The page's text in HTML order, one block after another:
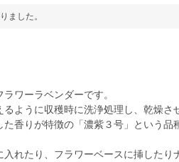
ました。
ワーラベンダーです。
ように収穫時に洗浄処理し、乾燥さ
香りが特徴の「濃紫３号」という品
れたり、フラワーベースに挿したり